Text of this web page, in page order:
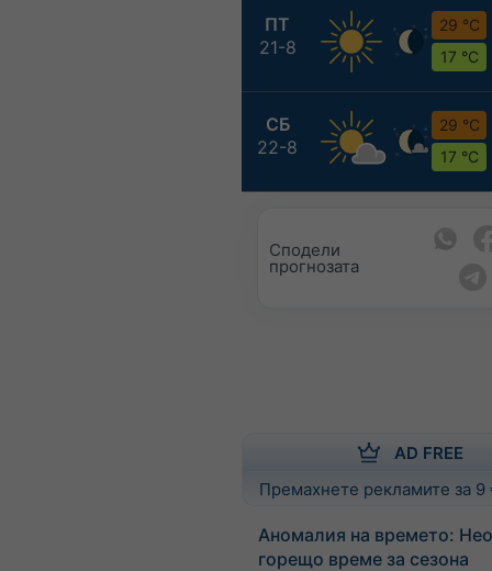
ПТ
21-8
29 °C
17 °C
СБ
22-8
29 °C
17 °C
Сподели
прогнозата
AD FREE
Премахнете рекламите за
Аномалия на времето:
горещо време за сезона